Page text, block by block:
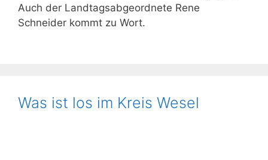
Auch der Landtagsabgeordnete Rene
Schneider kommt zu Wort.
Was ist los im Kreis Wesel